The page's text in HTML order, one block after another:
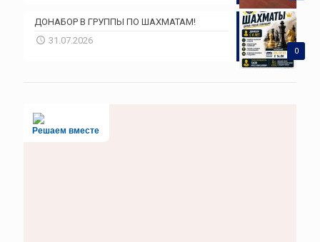
0
ДОНАБОР В ГРУППЫ ПО ШАХМАТАМ!
31.07.2026
Решаем вместе